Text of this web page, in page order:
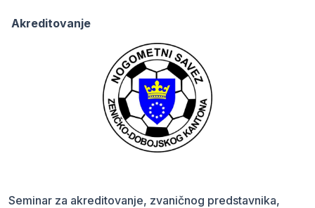
Akreditovanje
Seminar za akreditovanje, zvaničnog predstavnika,